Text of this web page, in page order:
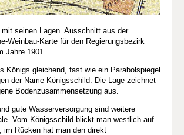
mit seinen Lagen. Ausschnitt aus der
Weinbau-Karte für den Regierungsbezirk
Jahre 1901.
Königs gleichend, fast wie ein Parabolspiegel
der Name Königsschild. Die Lage zeichnet
Bodenzusammensetzung aus.
gute Wasserversorgung sind weitere
Vom Königsschild blickt man westlich auf
im Rücken hat man den direkt